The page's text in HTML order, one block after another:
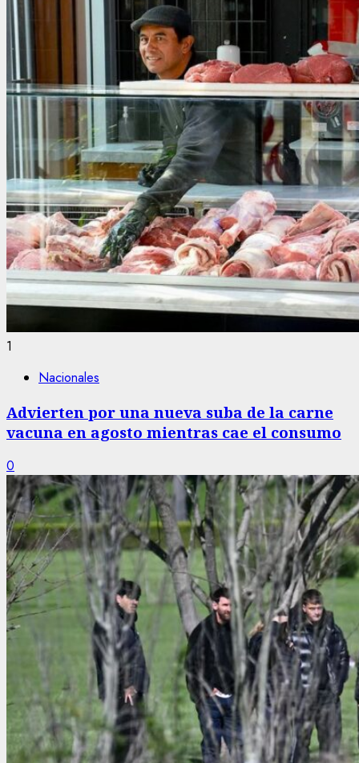
1
Nacionales
Advierten por una nueva suba de la carne
vacuna en agosto mientras cae el consumo
0